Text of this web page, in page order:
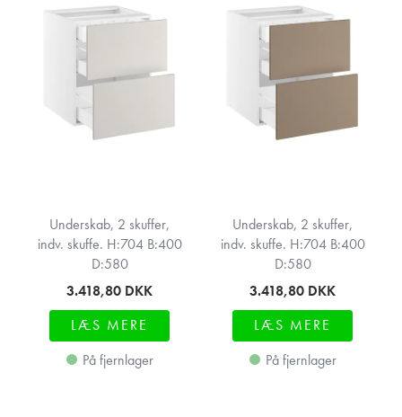
Underskab, 2 skuffer,
indv. skuffe. H:704 B:400
D:580
3.418,80 DKK
LÆS MERE
På fjernlager
Underskab, 2 skuffer,
indv. skuffe. H:704 B:400
D:580
3.418,80 DKK
LÆS MERE
På fjernlager